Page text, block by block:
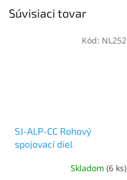
Súvisiaci tovar
SJ-ALP-CC Rohový
spojovací diel
Skladom (6 ks)
Kód: NL252